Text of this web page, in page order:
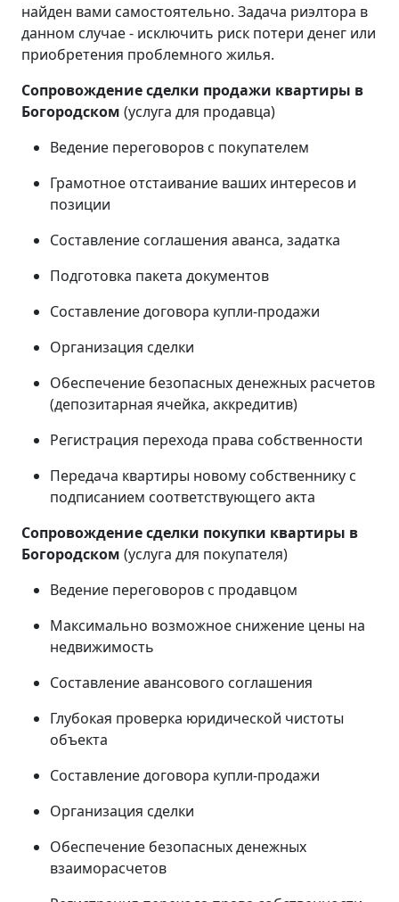
найден вами самостоятельно. Задача риэлтора в
данном случае - исключить риск потери денег или
приобретения проблемного жилья.
Сопровождение сделки продажи квартиры в
Богородском (услуга для продавца)
Ведение переговоров с покупателем
Грамотное отстаивание ваших интересов и
позиции
Составление соглашения аванса, задатка
Подготовка пакета документов
Составление договора купли-продажи
Организация сделки
Обеспечение безопасных денежных расчетов
(депозитарная ячейка, аккредитив)
Регистрация перехода права собственности
Передача квартиры новому собственнику с
подписанием соответствующего акта
Сопровождение сделки покупки квартиры в
Богородском (услуга для покупателя)
Ведение переговоров с продавцом
Максимально возможное снижение цены на
недвижимость
Составление авансового соглашения
Глубокая проверка юридической чистоты
объекта
Составление договора купли-продажи
Организация сделки
Обеспечение безопасных денежных
взаиморасчетов